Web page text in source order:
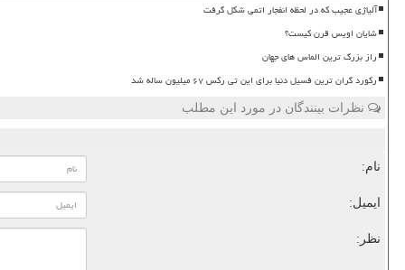
آلیاژی عجیب که در لحظه انفجار اتمی شکل گرفت
شایان اویس قرن کیست؟
راز بزرگ ترین الماس های جهان
رکورد گران ترین فسیل دنیا برای این تی رکس ۶۷ میلیون ساله شد
نظرات بینندگان در مورد این مطلب
نام:
ایمیل:
نظر: